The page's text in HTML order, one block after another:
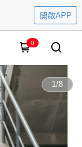
開啟APP
0
1/8